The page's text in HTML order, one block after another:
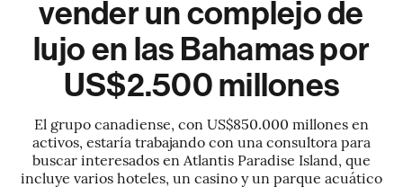
vender un complejo de
lujo en las Bahamas por
US$2.500 millones
El grupo canadiense, con US$850.000 millones en
activos, estaría trabajando con una consultora para
buscar interesados en Atlantis Paradise Island, que
incluye varios hoteles, un casino y un parque acuático